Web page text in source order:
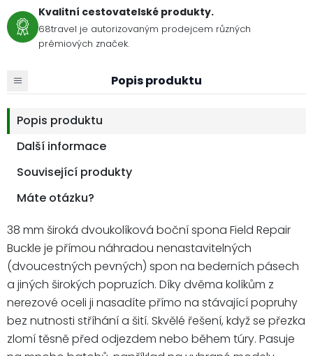
Kvalitní cestovatelské produkty.
68travel je autorizovaným prodejcem různých
prémiových značek.
Popis produktu
Popis produktu
Další informace
Související produkty
Máte otázku?
38 mm široká dvoukolíková boční spona Field Repair
Buckle je přímou náhradou nenastavitelných
(dvoucestných pevných) spon na bederních pásech
a jiných širokých popruzích. Díky dvěma kolíkům z
nerezové oceli ji nasadíte přímo na stávající popruhy
bez nutnosti stříhání a šití. Skvělé řešení, když se přezka
zlomí těsně před odjezdem nebo během túry. Pasuje